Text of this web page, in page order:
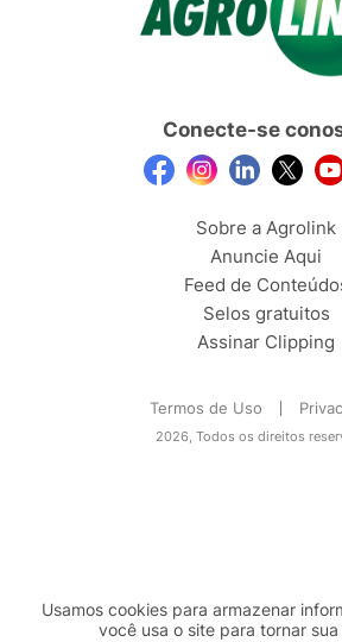
Conecte-se
Sobre a Agrolink
Anuncie Aqui
Feed de
Selos gratuitos
Assinar Clipping
Termos de Uso
2026, Todos os direitos
Usamos cookies para armazenar
você usa o site para tornar